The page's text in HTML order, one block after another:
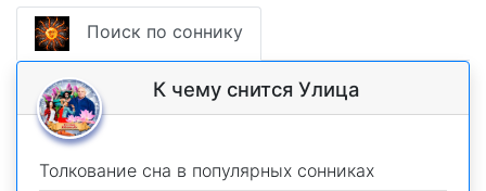
Поиск по соннику
К чему снится Улица
Толкование сна в популярных сонниках